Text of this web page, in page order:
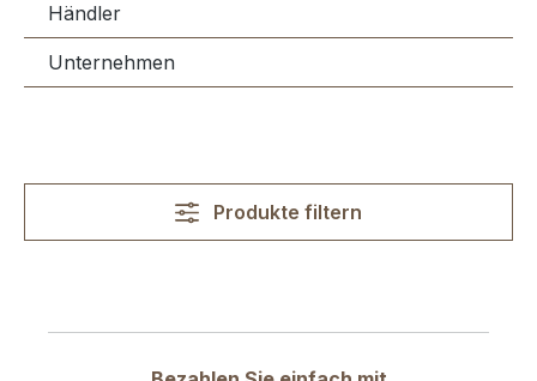
Händler
Unternehmen
Produkte filtern